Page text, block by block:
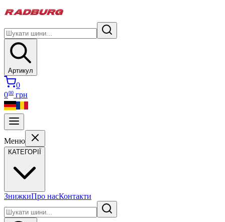
Артикул
0
000 грн
Меню
КАТЕГОРІЇ
ЗнижкиПро насКонтакти